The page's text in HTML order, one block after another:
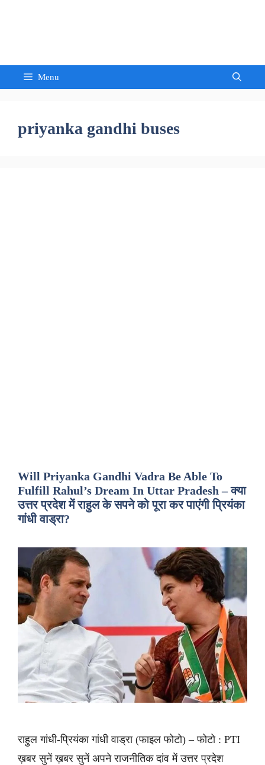
Menu
priyanka gandhi buses
Will Priyanka Gandhi Vadra Be Able To
Fulfill Rahul’s Dream In Uttar Pradesh – क्या
उत्तर प्रदेश में राहुल के सपने को पूरा कर पाएंगी प्रियंका
गांधी वाड्रा?
राहुल गांधी-प्रियंका गांधी वाड्रा (फाइल फोटो) – फोटो : PTI
ख़बर सुनें ख़बर सुनें अपने राजनीतिक दांव में उत्तर प्रदेश